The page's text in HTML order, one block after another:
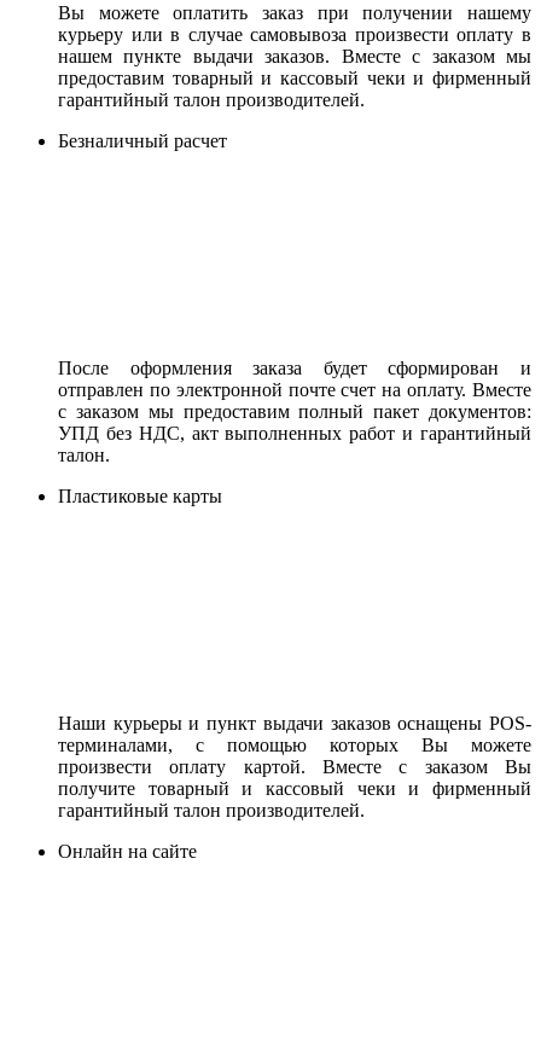
Вы можете оплатить заказ при получении нашему
курьеру или в случае самовывоза произвести оплату в
нашем пункте выдачи заказов. Вместе с заказом мы
предоставим товарный и кассовый чеки и фирменный
гарантийный талон производителей.
Безналичный расчет
После оформления заказа будет сформирован и
отправлен по электронной почте счет на оплату. Вместе
с заказом мы предоставим полный пакет документов:
УПД без НДС, акт выполненных работ и гарантийный
талон.
Пластиковые карты
Наши курьеры и пункт выдачи заказов оснащены POS-
терминалами, с помощью которых Вы можете
произвести оплату картой. Вместе с заказом Вы
получите товарный и кассовый чеки и фирменный
гарантийный талон производителей.
Онлайн на сайте